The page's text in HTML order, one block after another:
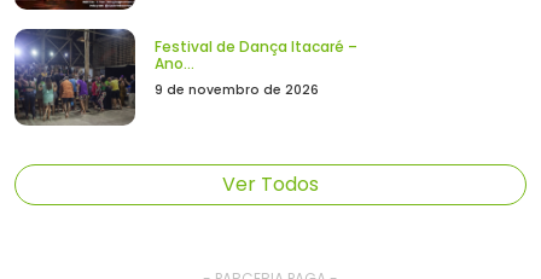
Festival de Dança Itacaré –
Ano...
9 de novembro de 2026
Ver Todos